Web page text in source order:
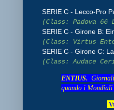
SERIE C - Lecco-Pro
(Class: Padova
SERIE C - Girone B:
(Class: Virtus
SERIE C - Girone C:
(Class: Audace
ENTIUS.
quando i Mondiali